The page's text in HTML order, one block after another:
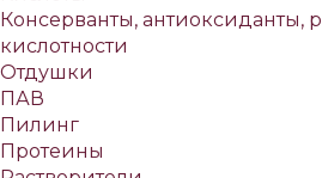
Консерванты, антиоксиданты,
кислотности
Отдушки
ПАВ
Пилинг
Протеины